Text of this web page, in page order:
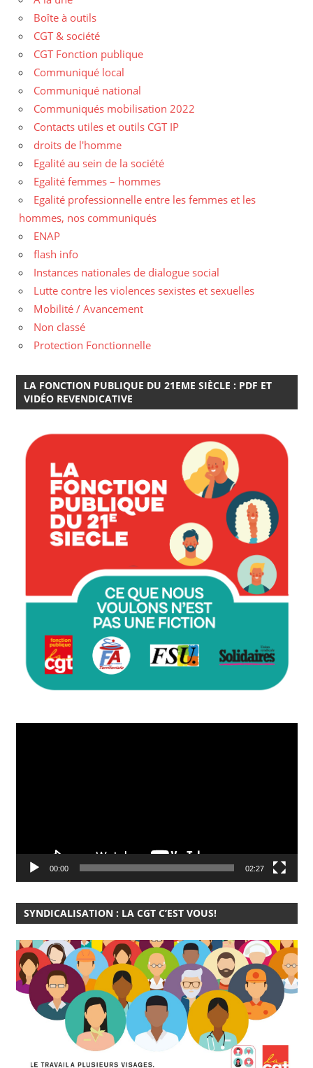
Boîte à outils
CGT & société
CGT Fonction publique
Communiqué local
Communiqué national
Communiqués mobilisation 2022
Contacts utiles et outils CGT IP
droits de l'homme
Egalité au sein de la société
Egalité femmes – hommes
Egalité professionnelle entre les femmes et les
hommes, nos communiqués
ENAP
flash info
Instances nationales de dialogue social
Lutte contre les violences sexistes et sexuelles
Mobilité / Avancement
Non classé
Protection Fonctionnelle
LA FONCTION PUBLIQUE DU 21EME SIÈCLE : PDF ET
VIDÉO REVENDICATIVE
00:00 02:27
SYNDICALISATION : LA CGT C’EST VOUS!